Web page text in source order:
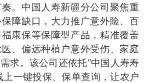
。中国人寿新疆分公司聚焦重
障缺口，大力推广意外险、百
康保等保障型产品，精准覆盖
、偏远种植户意外受伤、家庭
求。该公司还依托“中国人寿寿
上一键投保、保单查询，让农户